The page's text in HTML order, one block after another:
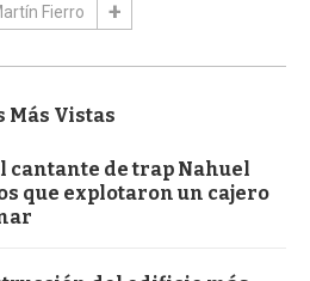
Fierro
Más Vistas
cantante de trap Nahuel
que explotaron un cajero